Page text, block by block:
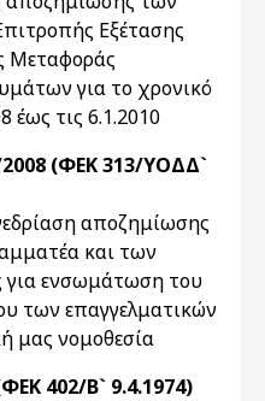
Εξέτασης
Μεταφοράς
για το χρονικό
έως τις 6.1.2010
(ΦΕΚ 313/ΥΟΔΔ`
αποζημίωσης
και των
για ενσωμάτωση του
των επαγγελματικών
μας νομοθεσία
402/Β` 9.4.1974)